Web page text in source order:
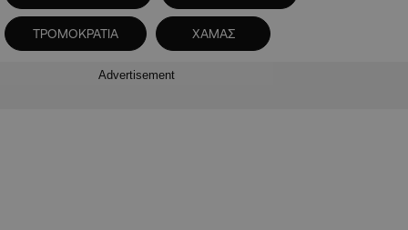
ΤΡΟΜΟΚΡΑΤΙΑ ΧΑΜΑΣ
Advertisement